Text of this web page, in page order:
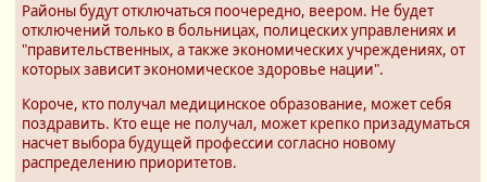
Районы будут отключаться поочередно, веером. Не будет
отключений только в больницах, полицеских управлениях и
"правительственных, а также экономических учреждениях, от
которых зависит экономическое здоровье нации".
Короче, кто получал медицинское образование, может себя
поздравить. Кто еще не получал, может крепко призадуматься
насчет выбора будущей профессии согласно новому
распределению приоритетов.